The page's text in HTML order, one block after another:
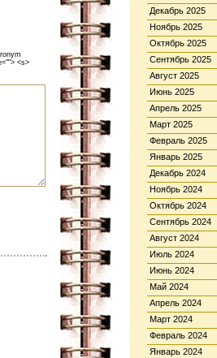
Декабрь 2025
Ноябрь 2025
Октябрь 2025
Сентябрь 2025
Август 2025
Июнь 2025
Апрель 2025
Март 2025
Февраль 2025
Январь 2025
Декабрь 2024
Ноябрь 2024
Октябрь 2024
Сентябрь 2024
Август 2024
Июль 2024
Июнь 2024
Май 2024
Апрель 2024
Март 2024
Февраль 2024
Январь 2024
<s>